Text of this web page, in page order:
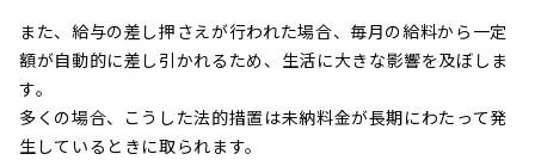
また、給与の差し押さえが行われた場合、毎月の給料から一定
額が自動的に差し引かれるため、生活に大きな影響を及ぼしま
す。
多くの場合、こうした法的措置は未納料金が長期にわたって発
生しているときに取られます。